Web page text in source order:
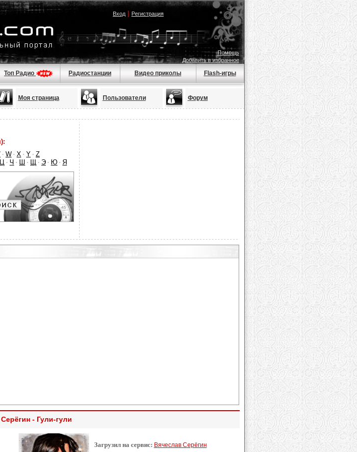
Вход| Регистрация
Помощь
Добавить в избранное
Топ Радио Радиостанции Видео приколы Flash-игры
Моя страница Пользователи Форум
· W · X · Y · Z
Ц · Ч · Ш · Щ · Э · Ю · Я
- Гули-гули
Загрузил на сервис: Вячеслав Серёгин